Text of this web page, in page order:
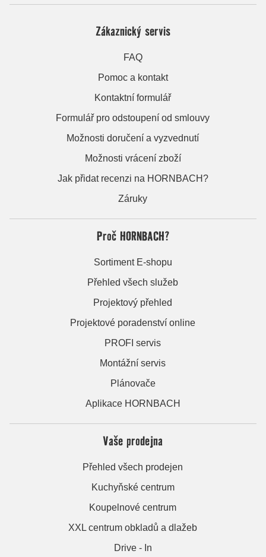
Zákaznický servis
FAQ
Pomoc a kontakt
Kontaktní formulář
Formulář pro odstoupení od smlouvy
Možnosti doručení a vyzvednutí
Možnosti vrácení zboží
Jak přidat recenzi na HORNBACH?
Záruky
Proč HORNBACH?
Sortiment E-shopu
Přehled všech služeb
Projektový přehled
Projektové poradenství online
PROFI servis
Montážní servis
Plánovače
Aplikace HORNBACH
Vaše prodejna
Přehled všech prodejen
Kuchyňské centrum
Koupelnové centrum
XXL centrum obkladů a dlažeb
Drive - In